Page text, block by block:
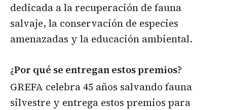
dedicada a la recuperación de fauna
salvaje, la conservación de especies
amenazadas y la educación ambiental.
¿Por qué se entregan estos premios?
GREFA celebra 45 años salvando fauna
silvestre y entrega estos premios para